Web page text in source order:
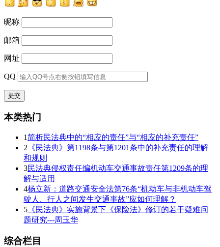
昵称
邮箱
网址
QQ
本类热门
1简析民法典中的“相应的责任”与“相应的补充责任”
2 《民法典》第1198条与第1201条中的补充责任的理解
和规则
3民法典侵权责任编机动车交通事故责任第1209条的理
解与适用
4杨立新：道路交通安全法第76条“机动车与非机动车驾
驶人、行人之间发生交通事故”应如何理解？
5 《民法典》实施背景下《保险法》修订的若干疑难问
题研究---周玉华
综合栏目